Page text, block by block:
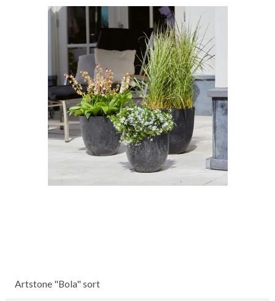
Artstone "Bola" sort